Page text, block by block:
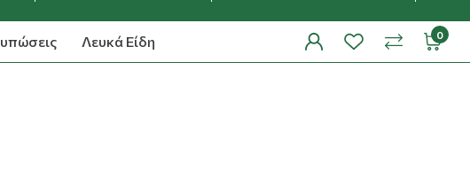
Λευκά Είδη profilewishlistcompare